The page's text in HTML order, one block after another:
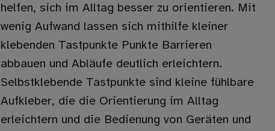
helfen, sich im Alltag besser zu orientieren. Mit
wenig Aufwand lassen sich mithilfe kleiner
klebenden Tastpunkte Punkte Barrieren
abbauen und Abläufe deutlich erleichtern.
Selbstklebende Tastpunkte sind kleine fühlbare
Aufkleber, die die Orientierung im Alltag
erleichtern und die Bedienung von Geräten und